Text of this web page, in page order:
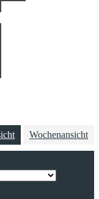
Wochenansicht